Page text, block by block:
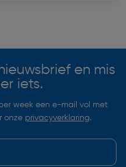
en mis
iets.
week een e-mail vol met
onze privacyverklaring.